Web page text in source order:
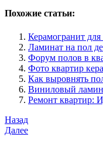
Похожие статьи:
Керамогранит
Ламинат на пол
Форум полов в
Фото квартир
Как выровнять
Виниловый
Ремонт квартир:
Навигация
по
Предыдущая
запись
Назад
Следующая
Далее